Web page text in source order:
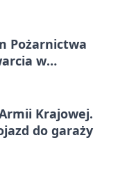
Pożarnictwa
w
Krajowej.
do garaży